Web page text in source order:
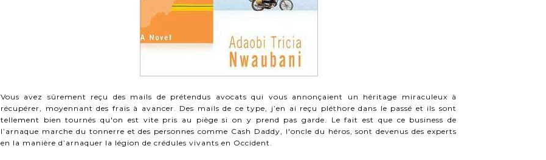
Vous avez sûrement reçu des mails de prétendus avocats qui vous annonçaient un héritage miraculeux à
récupérer, moyennant des frais à avancer. Des mails de ce type, j’en ai reçu pléthore dans le passé et ils sont
tellement bien tournés qu'on est vite pris au piège si on y prend pas garde.
Le fait est que ce business de
l’arnaque marche du tonnerre et des personnes comme Cash Daddy, l'oncle du héros, sont devenus des experts
en la manière d’arnaquer la légion de crédules vivants en Occident.